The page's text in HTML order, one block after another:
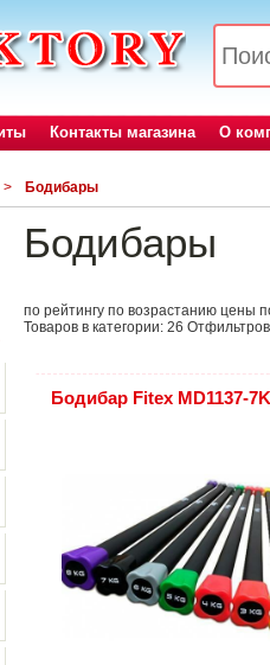
Контакты магазина О
> Бодибары
Бодибары
по рейтингу по возрастанию цены
Товаров в категории: 26
Бодибар Fitex MD1137-